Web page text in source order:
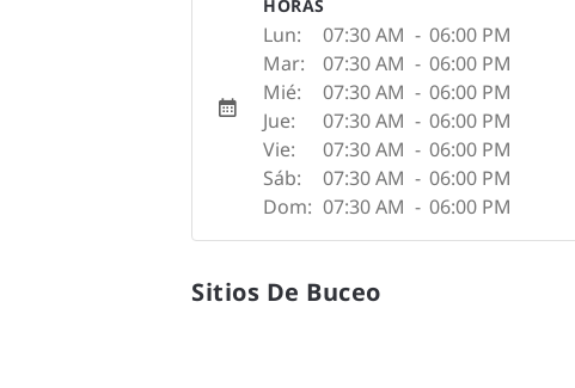
HORAS
Lun: 07:30 AM - 06:00 PM
Mar:
07:30 AM - 06:00 PM
Mié:
07:30 AM - 06:00 PM
Jue:
07:30 AM - 06:00 PM
Vie:
07:30 AM - 06:00 PM
Sáb:
07:30 AM - 06:00 PM
Dom: 07:30 AM - 06:00 PM
Sitios De Buceo